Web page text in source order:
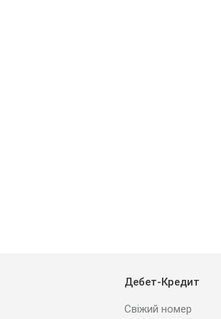
Дебет-Кредит
Свіжий номер